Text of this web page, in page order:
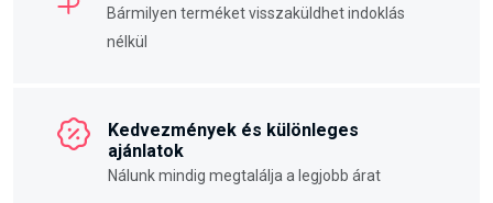
Bármilyen terméket visszaküldhet indoklás
nélkül
Kedvezmények és különleges
ajánlatok
Nálunk mindig megtalálja a legjobb árat